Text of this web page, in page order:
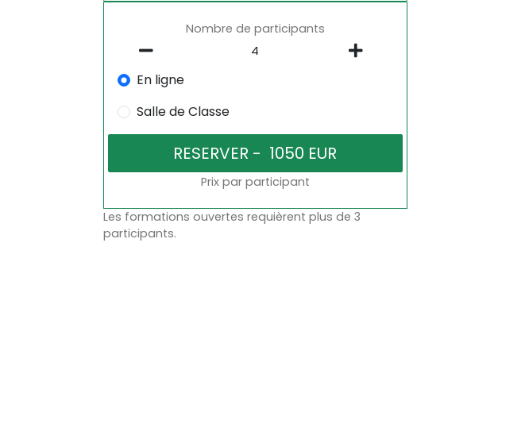
Nombre de participants
En ligne
Salle de Classe
Prix par participant
Les formations ouvertes requièrent plus de 3
participants.